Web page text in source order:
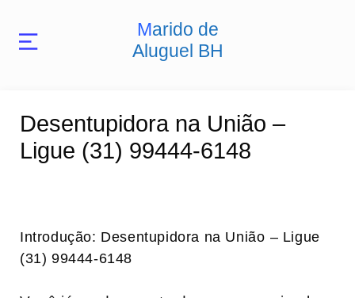
Marido de
Aluguel BH
Desentupidora na União –
Ligue (31) 99444-6148
Introdução: Desentupidora na União⁢ – Ligue
(31) 99444-6148